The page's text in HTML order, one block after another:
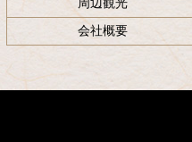
周辺観光
会社概要